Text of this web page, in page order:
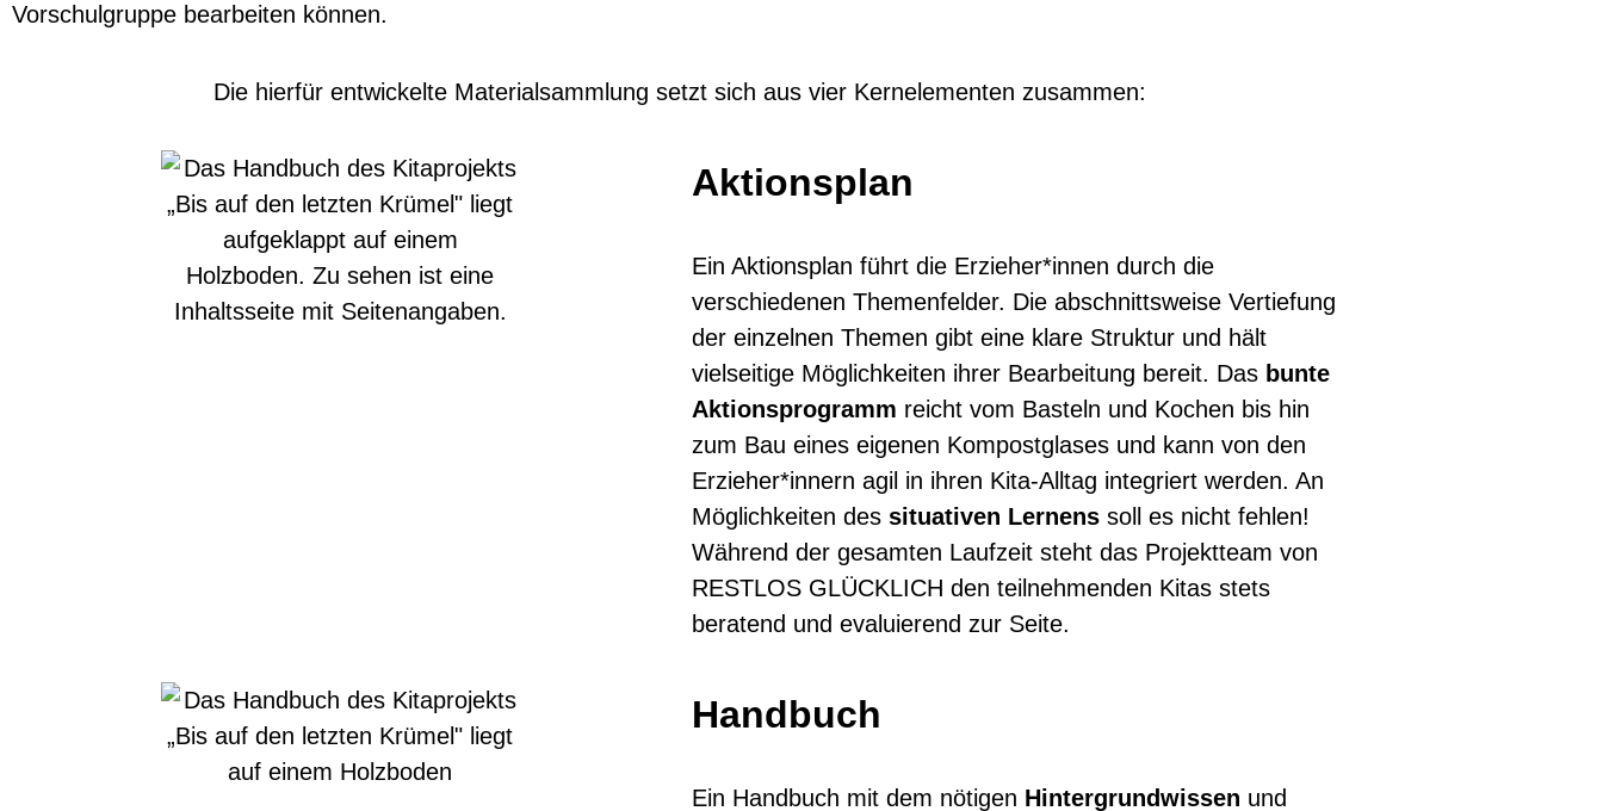
Vorschulgruppe bearbeiten können.
Die hierfür entwickelte Materialsammlung setzt sich aus vier Kernelementen zusammen:
Aktionsplan​
Ein Aktionsplan führt die Erzieher*innen durch die
verschiedenen Themenfelder. Die abschnittsweise Vertiefung
der einzelnen Themen gibt eine klare Struktur und hält
vielseitige Möglichkeiten ihrer Bearbeitung bereit. Das bunte
Aktionsprogramm reicht vom Basteln und Kochen bis hin
zum Bau eines eigenen Kompostglases und kann von den
Erzieher*innern agil in ihren Kita-Alltag integriert werden. An
Möglichkeiten des situativen Lernens soll es nicht fehlen!
Während der gesamten Laufzeit steht das Projektteam von
RESTLOS GLÜCKLICH den teilnehmenden Kitas stets
beratend und evaluierend zur Seite.
Handbuch
Ein Handbuch mit dem nötigen Hintergrundwissen und